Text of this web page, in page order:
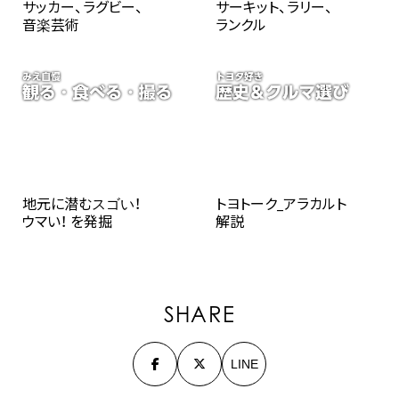
サッカー、ラグビー、
音楽芸術
サーキット、ラリー、
ランクル
地元に潜むスゴい！
ウマい！ を発掘
トヨトーク_アラカルト
解説
SHARE
LINE